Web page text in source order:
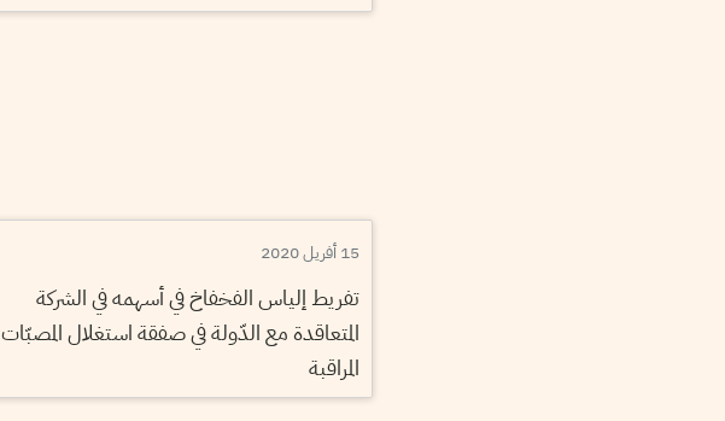
15 أفريل 2020
تفريط إلياس الفخفاخ في أسهمه في الشركة
المتعاقدة مع الدّولة في صفقة استغلال المصبّات
المراقبة